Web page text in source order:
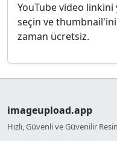
YouTube video linkini
seçin ve
zaman ücretsiz.
imageupload.app
Hızlı, Güvenli ve Güvenilir